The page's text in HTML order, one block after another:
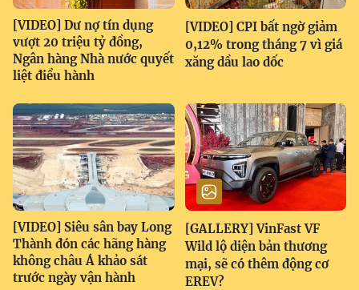
[VIDEO] Dư nợ tín dụng
vượt 20 triệu tỷ đồng,
Ngân hàng Nhà nước quyết
liệt điều hành
[VIDEO] CPI bất ngờ giảm
0,12% trong tháng 7 vì giá
xăng dầu lao dốc
[VIDEO] Siêu sân bay Long
Thành đón các hãng hàng
không châu Á khảo sát
trước ngày vận hành
[GALLERY] VinFast VF
Wild lộ diện bản thương
mại, sẽ có thêm động cơ
EREV?